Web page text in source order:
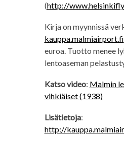
(http://
Kirja on myynnissä
kauppa.malmiairport.fi
euroa. Tuotto menee
lentoaseman
Katso video: Malmin
vihkiäiset (1938)
Lisätietoja:
http://